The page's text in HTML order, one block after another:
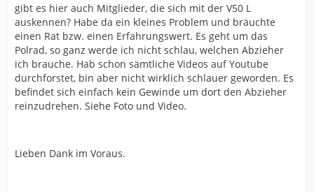
gibt es hier auch Mitglieder, die sich mit der V50 L
auskennen? Habe da ein kleines Problem und bräuchte
einen Rat bzw. einen Erfahrungswert. Es geht um das
Polrad, so ganz werde ich nicht schlau, welchen Abzieher
ich brauche. Hab schon sämtliche Videos auf Youtube
durchforstet, bin aber nicht wirklich schlauer geworden. Es
befindet sich einfach kein Gewinde um dort den Abzieher
reinzudrehen. Siehe Foto und Video.
Lieben Dank im Voraus.